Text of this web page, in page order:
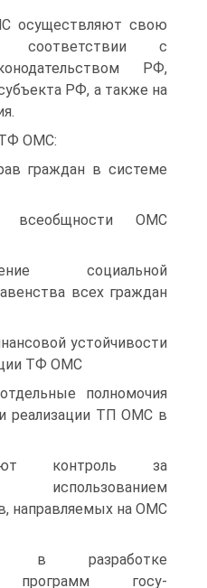
свою
соответствии с
РФ,
РФ, а также на
ОМС:
граждан в системе
всеобщности ОМС
социальной
всех граждан
устойчивости
ТФ ОМС
полномочия
реализации ТП ОМС в
контроль за
направляемых на ОМС
в разработке
программ госу­